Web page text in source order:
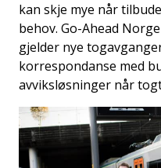
kan skje mye når
behov. Go-Ahead
gjelder nye
korrespondanse med
avviksløsninger når